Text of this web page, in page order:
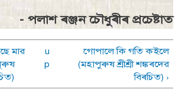
- পলাশ ৰঞ্জন চৌধুৰীৰ প্ৰচেষ্টাত
মাৱ
u
p
গােপালে কি গতি কইলে
(মহাপুৰুষ শ্ৰীশ্ৰী শঙ্কৰদেৱ
বিৰচিত) ›